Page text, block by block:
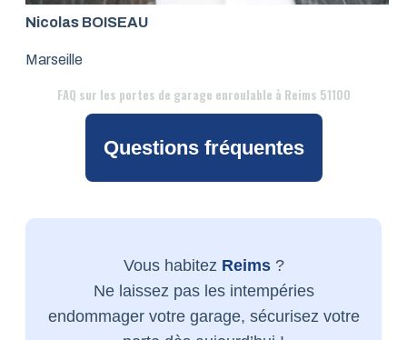
Nicolas BOISEAU
Marseille
FAQ sur les portes de garage enroulable à Reims 51100
Questions fréquentes
Vous habitez Reims?
Ne laissez pas les intempéries
endommager votre garage, sécurisez votre